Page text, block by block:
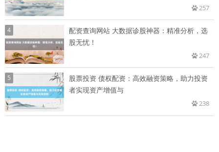
257
4
配资查询网站 大数据诊股神器：精准分析，选
股无忧！
247
5
股票投资 债权配资：高效融资策略，助力投资
者实现资产增值与
238